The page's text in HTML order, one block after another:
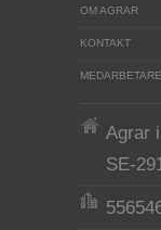
OM AGRAR
KONTAKT
MEDARBETARE
Agrar
SE-